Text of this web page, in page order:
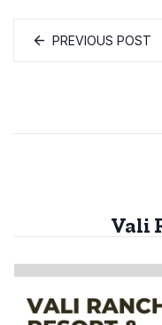
PREVIOUS POST
Vali